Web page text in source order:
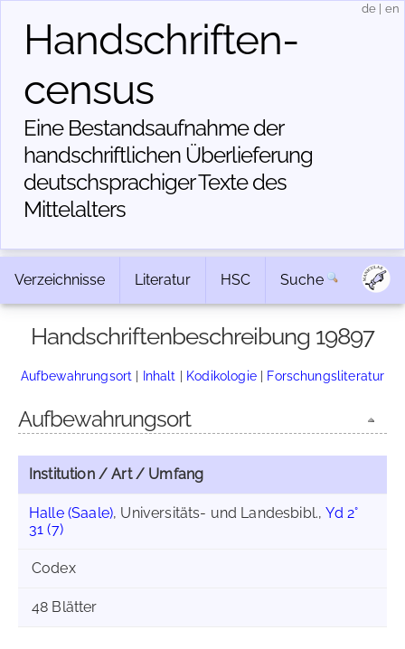
Handschriften­
census
Eine Bestandsaufnahme der
handschriftlichen Über­lieferung
deutschsprachiger Texte des
Mittelalters
de en
Verzeichnisse Literatur HSC Suche
Handschriftenbeschreibung 19897
Aufbewahrungsort | Inhalt | Kodikologie| Forschungsliteratur
Aufbewahrungsort
Institution / Art / Umfang
Halle (Saale), Universitäts- und Landesbibl.,Yd 2°
31 (7)
Codex
48 Blätter